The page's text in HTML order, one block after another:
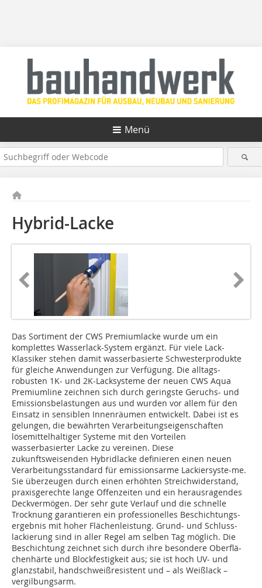
Menü
Hybrid-Lacke
Das Sortiment der CWS Premiumlacke wurde um ein
komplettes Wasserlack-System er­gänzt. Für viele Lack-
Klassiker stehen damit wasser­basierte Schwester­produkte
für gleiche Anwendungen zur Ver­fü­gung. Die alltags­
robusten 1K- und 2K-Lacksysteme der neuen CWS Aqua
Premiumline zeich­nen sich durch ge­ringste Geruchs- und
Emissions­belas­tungen aus und wur­den vor allem für den
Einsatz in sen­siblen Innenräumen entwickelt. Dabei ist es
gelungen, die bewährten Verarbeitungs­eigen­schaften
lösemittel­hal­tiger Systeme mit den Vortei­len
wasserbasierter Lacke zu vereinen. Diese
zukunftsweisenden Hybridlacke definieren einen neu­en
Verar­beitungsstan­dard für emissionsarme Lackier­sys­te-me.
Sie überzeugen durch einen erhöhten Streich­wider­stand,
praxisgerechte lange Offenzeiten und ein heraus­ragendes
Deckvermögen. Der sehr gute Ver­lauf und die schnelle
Trocknung garantieren ein professionelles Be­schich­­tungs­
ergebnis mit hoher Flä­chenleistung. Grund- und Schluss­
lackierung sind in aller Regel am selben Tag möglich. Die
Be­schichtung zeichnet sich durch ihre besondere Oberflä­
chenhärte und Block­festig­keit aus; sie ist hoch UV- und
glanzstabil, hand­schweiß­resistent und – als Weiß­lack –
vergilbungsarm.